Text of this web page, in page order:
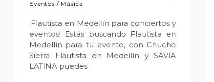
Eventos / Música
¡Flautista en Medellín para conciertos y
eventos! Estás buscando Flautista en
Medellín para tu evento, con Chucho
Sierra Flautista en Medellín y SAVIA
LATINA puedes